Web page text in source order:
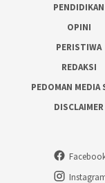
PENDIDIKAN
OPINI
PERISTIWA
REDAKSI
PEDOMAN MEDIA
DISCLAIMER